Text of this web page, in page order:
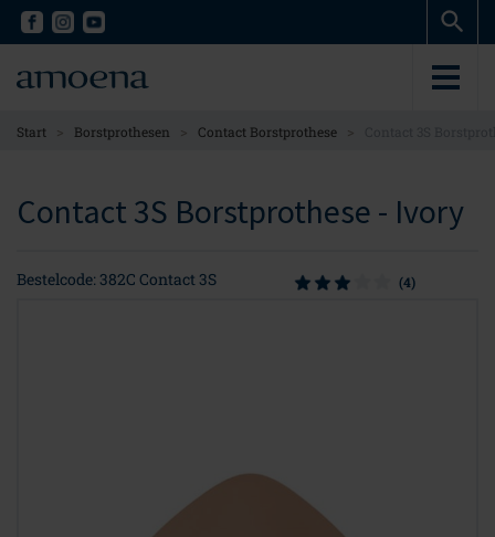
Skip
content
Skip
content
Start > Borstprothesen > Contact Borstprothese >
Contact 3S Borstprothese - Ivory
Bestelcode: 382C Contact 3S (4)